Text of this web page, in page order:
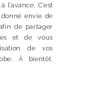
l’avance. C’est
envie de
de partager
et de vous
de vos
À bientôt.